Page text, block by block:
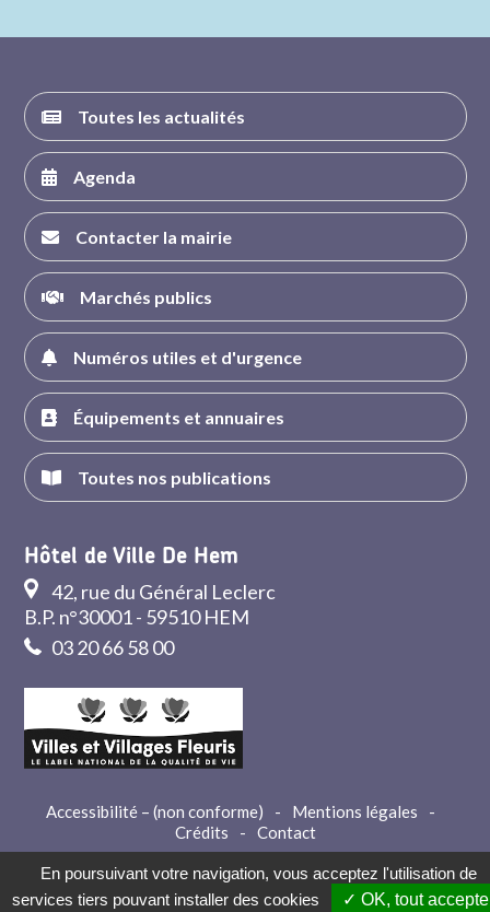
Toutes les actualités
Agenda
Contacter la mairie
Marchés publics
Numéros utiles et d'urgence
Équipements et annuaires
Toutes nos publications
Hôtel de Ville De Hem
42, rue du Général Leclerc
B.P. n°30001 - 59510 HEM
03 20 66 58 00
Accessibilité – (non conforme) - Mentions légales
-
Crédits
- Contact
En poursuivant votre navigation, vous acceptez l'utilisation de
services tiers pouvant installer des cookies
✓ OK, tout